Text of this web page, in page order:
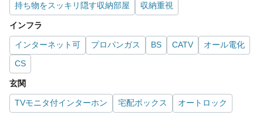
持ち物をスッキリ隠す収納部屋
収納重視
インフラ
インターネット可 プロパンガス BS CATV
オール電化
CS
玄関
TVモニタ付インターホン 宅配ボックス オートロック